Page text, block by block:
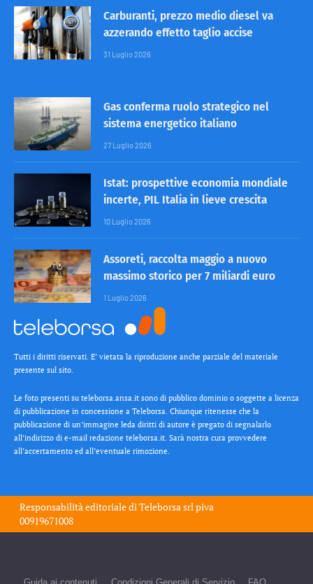
Carburanti, prezzo medio diesel va
azzerando effetto taglio accise
31 Luglio 2026
Gas conferma ruolo strategico nel
sistema energetico italiano
27 Luglio 2026
Istat: prospettive economia mondiale
incerte, PIL Italia in lieve crescita
10 Luglio 2026
Assoreti, raccolta maggio a nuovo
massimo storico per 7 miliardi euro
1 Luglio 2026
Tutti i diritti riservati. E’ vietata la riproduzione anche parziale del materiale
presente sul sito.
Le foto presenti su teleborsa.ansa.it sono di pubblico dominio o soggette a licenza
di pubblicazione in concessione a Teleborsa. Chiunque ritenesse che la
pubblicazione di un’immagine leda diritti di autore è pregato di segnalarlo
all’indirizzo di e-mail redazione teleborsa.it. Sarà nostra cura provvedere
all’accertamento ed all’eventuale rimozione.
Responsabilità editoriale diTeleborsa srl piva
00919671008